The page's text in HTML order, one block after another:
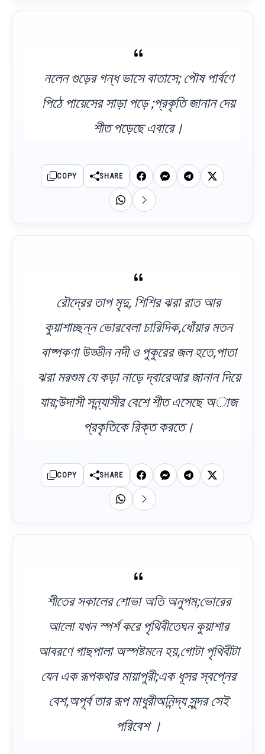
নলেন গুড়ের গন্ধ ভাসে বাতাসে; পৌষ পার্বণে
পিঠে পায়েসের সাড়া পড়ে ;প্রকৃতি জানান দেয়
শীত পড়েছে এবারে।
COPY SHARE
রৌদ্রের তাপ মৃদু, শিশির ঝরা রাত আর
কুয়াশাচ্ছন্ন ভোরবেলা চারিদিক,ধোঁয়ার মতন
বাষ্পকণা উড্ডীন নদী ও পুকুরের জল হতে,পাতা
ঝরা মরশুম যে কড়া নাড়ে দ্বারেআর জানান দিয়ে
যায়;উদাসী সন্ন্যাসীর বেশে শীত এসেছে অাজ
প্রকৃতিকে রিক্ত করতে।
COPY SHARE
শীতের সকালের শোভা অতি অনুপম;ভোরের
আলো যখন স্পর্শ করে পৃথিবীতেঘন কুয়াশার
আবরণে গাছপালা অস্পষ্টমনে হয়,গোটা পৃথিবীটা
যেন এক রূপকথার মায়াপুরী;এক ধূসর স্বপ্নের
বেশ,অপূর্ব তার রূপ মাধুরীঅনিন্দ্য সুন্দর সেই
পরিবেশ ।